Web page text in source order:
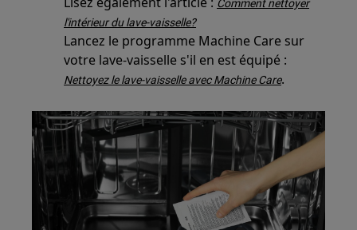
Comment nettoyer
l'intérieur du lave-vaisselle?
Lancez le programme Machine Care sur
votre lave-vaisselle s'il en est équipé :
Nettoyez le lave-vaisselle avec Machine Care.